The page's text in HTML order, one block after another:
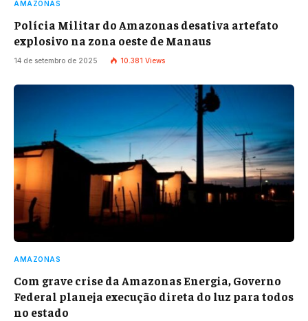
AMAZONAS
Polícia Militar do Amazonas desativa artefato
explosivo na zona oeste de Manaus
14 de setembro de 2025 10.381 Views
AMAZONAS
Com grave crise da Amazonas Energia, Governo
Federal planeja execução direta do luz para todos
no estado